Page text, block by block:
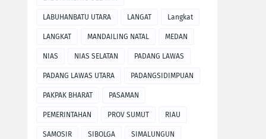
LABUHANBATU UTARA LANGAT Langkat
LANGKAT MANDAILING NATAL MEDAN
NIAS NIAS SELATAN PADANG LAWAS
PADANG LAWAS UTARA PADANGSIDIMPUAN
PAKPAK BHARAT PASAMAN
PEMERINTAHAN PROV SUMUT RIAU
SAMOSIR SIBOLGA SIMALUNGUN